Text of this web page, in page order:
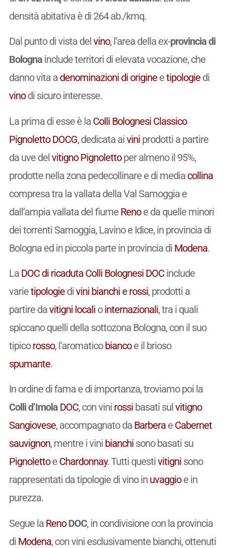
densità abitativa è di 264 ab./kmq.
Dal punto di vista delvino, l’area della ex-provincia di
Bolognainclude territori di elevata vocazione, che
danno vita a denominazioni di origineetipologiedi
vinodi sicuro interesse.
La prima di esse è la Colli Bolognesi Classico
Pignoletto DOCG, dedicata aiviniprodotti a partire
da uve delvitigno Pignolettoper almeno il 95%,
prodotte nella zona pedecollinare e di media collina
compresa tra la vallata della Val Samoggia e
dall’ampia vallata del fiume Renoe da quelle minori
dei torrenti Samoggia, Lavino e Idice, in provincia di
Bologna ed in piccola parte in provincia di Modena.
La DOC di ricaduta Colli Bolognesi DOCinclude
varietipologiedivini bianchierossi, prodotti a
partire davitigni localiointernazionali, tra i quali
spiccano quelli della sottozona Bologna, con il suo
tipicorosso, l’aromaticobiancoe il brioso
spumante.
In ordine di fama e di importanza, troviamo poi la
Colli d’Imola DOC, con vini rossibasati sulvitigno
Sangiovese, accompagnato da Barberae Cabernet
sauvignon, mentre i vini bianchisono basati su
Pignolettoe Chardonnay. Tutti questivitignisono
rappresentati da tipologie di vino in uvaggioe in
purezza.
Segue la RenoDOC, in condivisione con la provincia
di Modena, con vini esclusivamente bianchi, ottenuti